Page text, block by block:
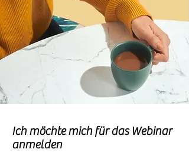
Ich möchte mich für das Webinar
anmelden